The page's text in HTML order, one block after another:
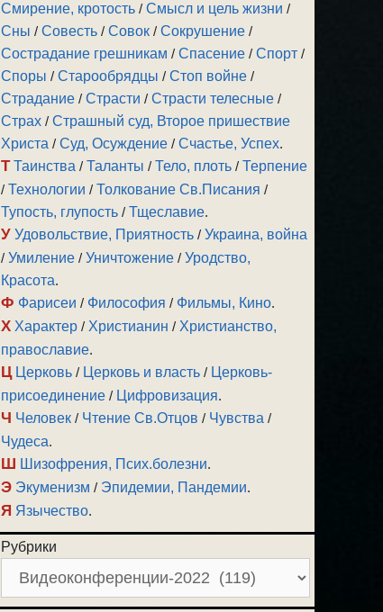
Смирение, кротость /Смысл и цель жизни /
Сны /Совесть /Совок /Сокрушение /
Сострадание грешникам /Спасение /Спорт /
Споры /Старообрядцы /Стоп войне /
Страдание /Страсти /Страсти телесные /
Страх /Страшный суд, Второе пришествие
Христа /Суд, Осуждение /Счастье, Успех.
Т Таинства /Таланты /Тело, плоть /Терпение
/Технологии /Толкование Св.Писания /
Тупость, глупость /Тщеславие.
У Удовольствие, Приятность /Украина, война
/Умиление /Уничтожение /Уродство,
Красота.
Ф Фарисеи / Философия / Фильмы, Кино.
Х Характер / Христианин / Христианство,
православие.
Ц Церковь / Церковь и власть / Церковь-
присоединение / Цифровизация.
Ч Человек / Чтение Св.Отцов / Чувства /
Чудеса.
Ш Шизофрения, Псих.болезни.
Э Экуменизм / Эпидемии, Пандемии.
Я Язычество.
Рубрики